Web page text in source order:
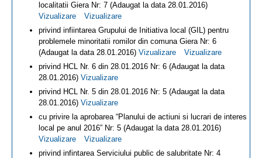
localitatii Giera Nr: 7 (Adaugat la data 28.01.2016)
Vizualizare
Vizualizare
privind infiintarea Grupului de Initiativa local (GIL) pentru
problemele minoritatii romilor din comuna Giera Nr: 6
(Adaugat la data 28.01.2016) Vizualizare
Vizualizare
privind HCL Nr. 6 din 28.01.2016 Nr: 6 (Adaugat la data
28.01.2016) Vizualizare
privind HCL Nr. 5 din 28.01.2016 Nr: 5 (Adaugat la data
28.01.2016) Vizualizare
cu privire la aprobarea “Planului de actiuni si lucrari de interes
local pe anul 2016” Nr: 5 (Adaugat la data 28.01.2016)
Vizualizare
Vizualizare
privind infintarea Serviciului public de salubritate Nr: 4